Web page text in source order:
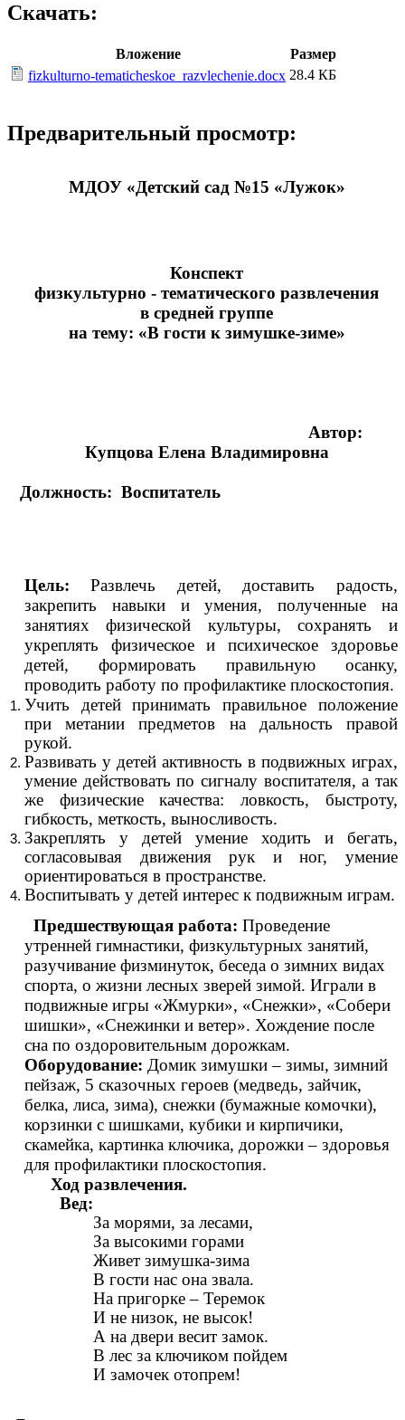
Скачать:
Вложение
Размер
fizkulturno-tematicheskoe_razvlechenie.docx 28.4 КБ
Предварительный просмотр:
МДОУ «Детский сад №15 «Лужок»
Конспект
физкультурно - тематического развлечения
в средней группе
на тему: «В гости к зимушке-зиме»
Автор:
Купцова Елена Владимировна
Должность: Воспитатель
Цель: Развлечь детей, доставить радость,
закрепить навыки и умения, полученные на
занятиях физической культуры, сохранять и
укреплять физическое и психическое здоровье
детей, формировать правильную осанку,
проводить работу по профилактике плоскостопия.
Учить детей принимать правильное положение
при метании предметов на дальность правой
рукой.
Развивать у детей активность в подвижных играх,
умение действовать по сигналу воспитателя, а так
же физические качества: ловкость, быстроту,
гибкость, меткость, выносливость.
Закреплять у детей умение ходить и бегать,
согласовывая движения рук и ног, умение
ориентироваться в пространстве.
Воспитывать у детей интерес к подвижным играм.
Предшествующая работа: Проведение
утренней гимнастики, физкультурных занятий,
разучивание физминуток, беседа о зимних видах
спорта, о жизни лесных зверей зимой. Играли в
подвижные игры «Жмурки», «Снежки», «Собери
шишки», «Снежинки и ветер». Хождение после
сна по оздоровительным дорожкам.
Оборудование: Домик зимушки – зимы, зимний
пейзаж, 5 сказочных героев (медведь, зайчик,
белка, лиса, зима), снежки (бумажные комочки),
корзинки с шишками, кубики и кирпичики,
скамейка, картинка ключика, дорожки – здоровья
для профилактики плоскостопия.
Ход развлечения.
Вед:
За морями, за лесами,
За высокими горами
Живет зимушка-зима
В гости нас она звала.
На пригорке – Теремок
И не низок, не высок!
А на двери весит замок.
В лес за ключиком пойдем
И замочек отопрем!